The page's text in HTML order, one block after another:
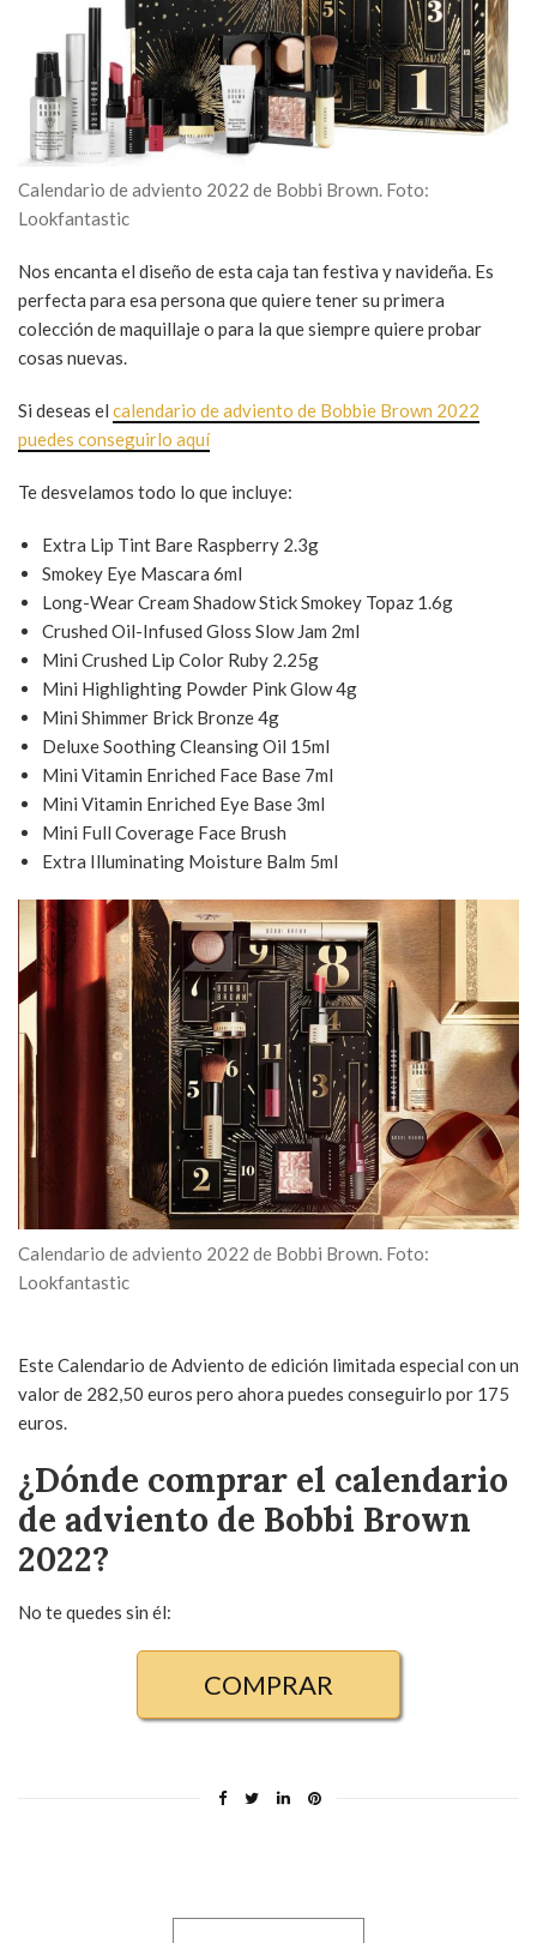
Calendario de adviento 2022 de Bobbi Brown. Foto:
Lookfantastic
Nos encanta el diseño de esta caja tan festiva y navideña. Es
perfecta para esa persona que quiere tener su primera
colección de maquillaje o para la que siempre quiere probar
cosas nuevas.
Si deseas el calendario de adviento de Bobbie Brown 2022
puedes conseguirlo aquí
Te desvelamos todo lo que incluye:
Extra Lip Tint Bare Raspberry 2.3g
Smokey Eye Mascara 6ml
Long-Wear Cream Shadow Stick Smokey Topaz 1.6g
Crushed Oil-Infused Gloss Slow Jam 2ml
Mini Crushed Lip Color Ruby 2.25g
Mini Highlighting Powder Pink Glow 4g
Mini Shimmer Brick Bronze 4g
Deluxe Soothing Cleansing Oil 15ml
Mini Vitamin Enriched Face Base 7ml
Mini Vitamin Enriched Eye Base 3ml
Mini Full Coverage Face Brush
Extra Illuminating Moisture Balm 5ml
Calendario de adviento 2022 de Bobbi Brown. Foto:
Lookfantastic
Este Calendario de Adviento de edición limitada especial con un
valor de 282,50 euros pero ahora puedes conseguirlo por 175
euros.
¿Dónde comprar el calendario
de adviento de Bobbi Brown
2022?
No te quedes sin él:
COMPRAR